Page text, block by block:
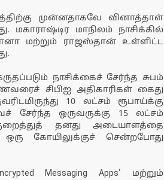
முன்னதாகவே வினாத்தாள்
மகாராஷ்டிர மாநிலம் நாசிக்கில்
மற்றும் ராஜஸ்தான் உள்ளிட்ட
நாசிக்கைச் சேர்ந்த சுபம்
சிபிஐ அதிகாரிகள் கைது
10 லட்சம் ரூபாய்க்கு
ஒருவருக்கு 15 லட்சம்
தனது அடையாளத்தை
கோயிலுக்குச் சென்றபோது
Messaging Apps' மற்றும்